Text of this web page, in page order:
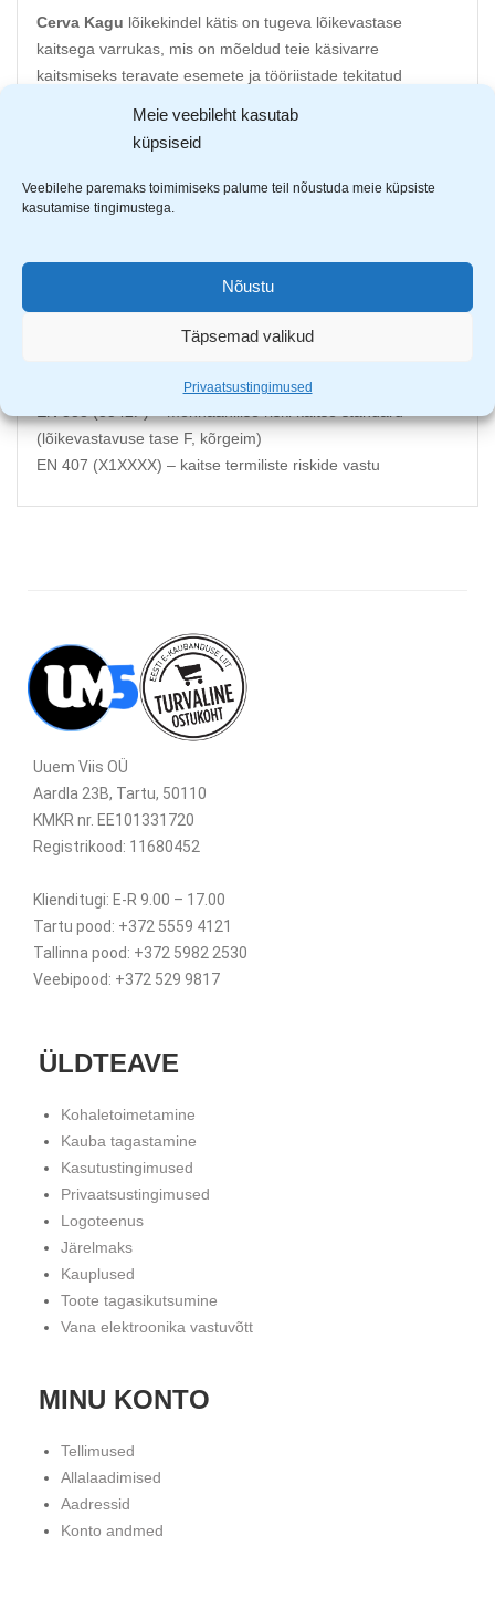
Meie veebileht kasutab
küpsiseid
Veebilehe paremaks toimimiseks palume teil nõustuda meie küpsiste
kasutamise tingimustega.
Nõustu
Täpsemad valikud
Privaatsustingimused
Cerva Kagu lõikekindel kätis on tugeva lõikevastase
kaitsega varrukas, mis on mõeldud teie käsivarre
kaitsmiseks teravate esemete ja tööriistade tekitatud
ideaalselt tööstussektoritesse nagu ehitus, transport,
mehhatroonika ja raske tööstus, kus on kõrge risk
haavandite tekkeks.
sobiva sobivuse teie tööülesannetele.
Laiem mudel – 36 cm
Kõrgeim lõikekindluse aste F
EN ISO 21420 – üldised kaitsekinduste nõuded
(lõikevastavuse tase F, kõrgeim)
EN 407 (X1XXXX) – kaitse termiliste riskide vastu
Uuem Viis OÜ
Aardla 23B, Tartu, 50110
KMKR nr. EE101331720
Registrikood: 11680452
Klienditugi: E-R 9.00 – 17.00
Tartu pood: +372 5559 4121
Tallinna pood: +372 5982 2530
Veebipood: +372 529 9817
ÜLDTEAVE
Kohaletoimetamine
Kauba tagastamine
Kasutustingimused
Privaatsustingimused
Logoteenus
Järelmaks
Kauplused
Toote tagasikutsumine
Vana elektroonika vastuvõtt
MINU KONTO
Tellimused
Allalaadimised
Aadressid
Konto andmed